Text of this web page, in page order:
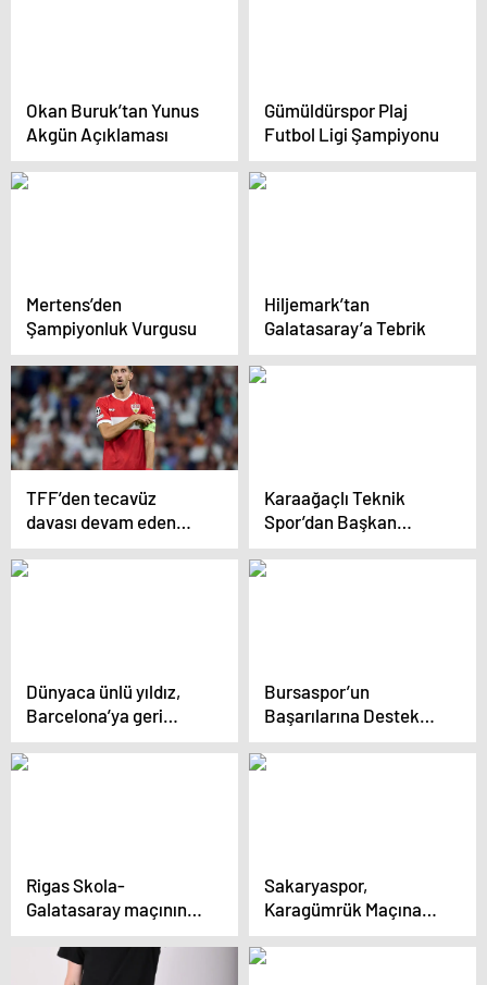
Okan Buruk’tan Yunus
Akgün Açıklaması
Gümüldürspor Plaj
Futbol Ligi Şampiyonu
Mertens’den
Şampiyonluk Vurgusu
Hiljemark’tan
Galatasaray’a Tebrik
TFF’den tecavüz
davası devam eden
Atakan Karazor ile ilgili
açıklama geldi
Karaağaçlı Teknik
Spor’dan Başkan
Durbay’a Destek
Gösterisi
Dünyaca ünlü yıldız,
Barcelona’ya geri
dönüyor
Bursaspor’un
Başarılarına Destek
Ziyareti
Rigas Skola-
Galatasaray maçının
ilk 11’leri belli oldu
Sakaryaspor,
Karagümrük Maçına
Hazırlanıyor